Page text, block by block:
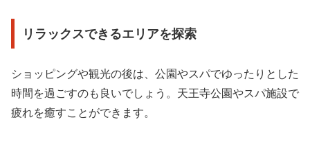
リラックスできるエリアを探索
ショッピングや観光の後は、公園やスパでゆったりとした
時間を過ごすのも良いでしょう。天王寺公園やスパ施設で
疲れを癒すことができます。